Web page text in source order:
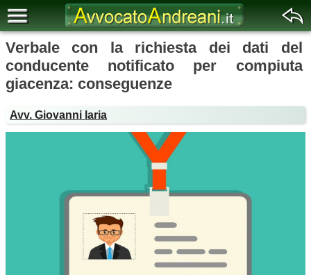
Verbale con la richiesta dei dati del
conducente notificato per compiuta
giacenza: conseguenze
Avv. Giovanni Iaria